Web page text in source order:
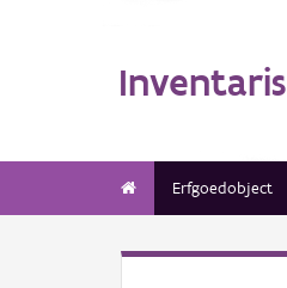
Inventaris
Erfgoedobject